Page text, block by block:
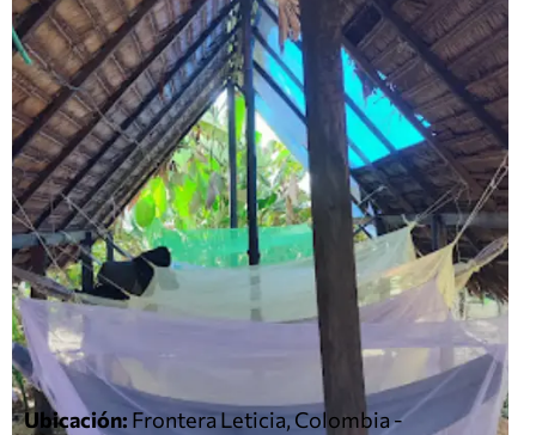
Ubicación: Frontera Leticia, Colombia -